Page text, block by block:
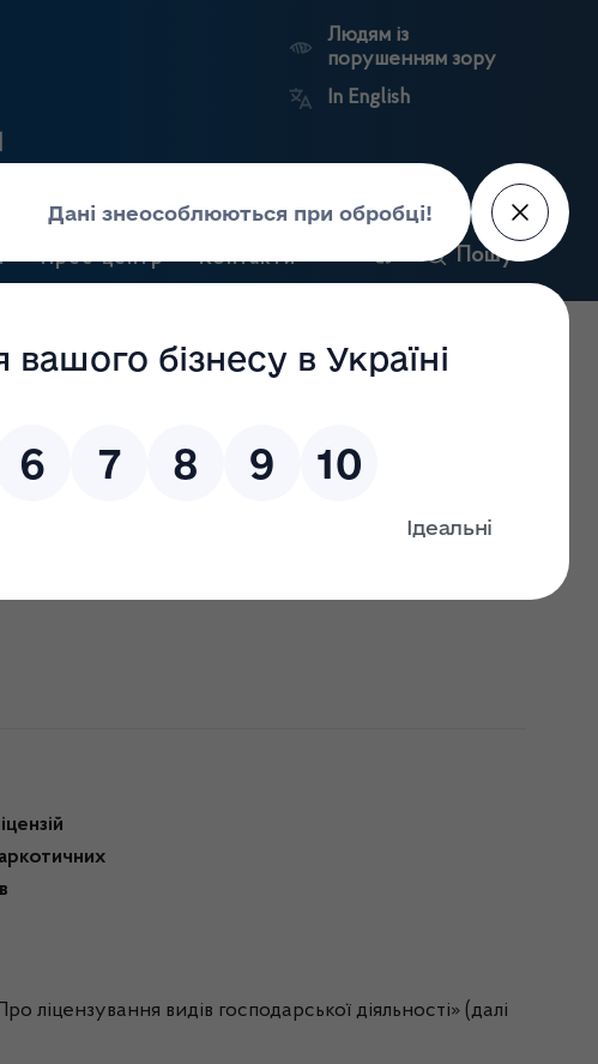
Людям із
порушенням зору
In English
Прес-центр Контакти Пошук
Ринковий
Державні
Антикорупційний
портал
групи від 02.02.2023
видів господарської діяльності» (далі